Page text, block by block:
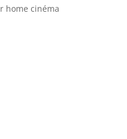
home cinéma